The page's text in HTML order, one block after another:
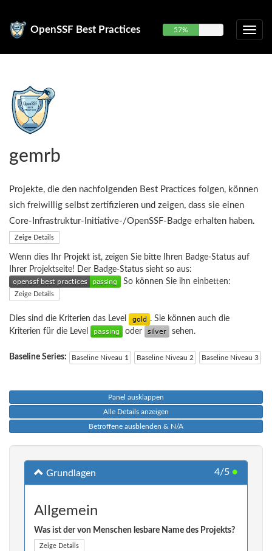
OpenSSF Best Practices 57%
gemrb
Projekte, die den nachfolgenden Best Practices folgen, können
sich freiwillig selbst zertifizieren und zeigen, dass sie einen
Core-Infrastruktur-Initiative-/OpenSSF-Badge erhalten haben.
Zeige Details
Wenn dies Ihr Projekt ist, zeigen Sie bitte Ihren Badge-Status auf
Ihrer Projektseite! Der Badge-Status sieht so aus:
So können Sie ihn einbetten:
Zeige Details
Dies sind die Kriterien das Level
. Sie können auch die
Kriterien für die Level
oder sehen.
Baseline Series: Baseline Niveau 1 Baseline Niveau 2 Baseline Niveau 3
Panel ausklappen
Alle Details anzeigen
Betroffene ausblenden & N/A
Grundlagen 4/5 ●
Allgemein
Was ist der von Menschen lesbare Name des Projekts?
Zeige Details